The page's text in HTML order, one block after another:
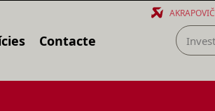
Contacte
AKRAPOVIČ